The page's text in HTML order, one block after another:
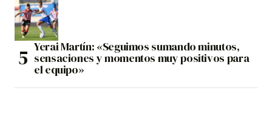
Yerai Martín: «Seguimos sumando minutos,
sensaciones y momentos muy positivos para
el equipo»